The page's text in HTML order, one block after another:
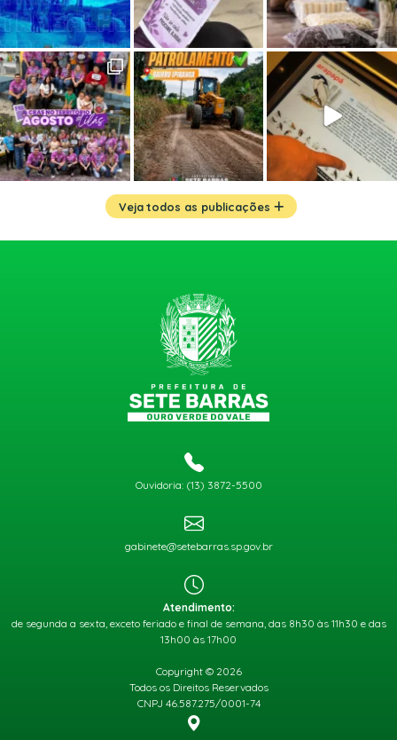
Veja todos as publicações
Ouvidoria: (13) 3872-5500
gabinete@setebarras.sp.gov.br
Atendimento:
de segunda a sexta, exceto feriado e final de semana, das 8h30 às 11h30 e das
13h00 às 17h00
Copyright © 2026
Todos os Direitos Reservados
CNPJ 46.587.275/0001-74